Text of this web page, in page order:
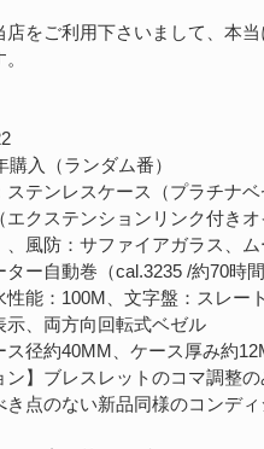
店をご利用下さいまして、本
購入（ランダム番）
ステンレスケース（プラチナベ
エクステンションリンク付き
、風防：サファイアガラス、
ター自動巻（cal.3235 /約70時
能：100M、文字盤：スレー
示、両方向回転式ベゼル
ス径約40MM、ケース厚み約
ン】ブレスレットのコマ調整
き点のない新品同様のコンデ